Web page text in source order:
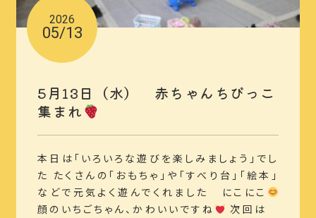
2026
05/13
5月13日（水） 赤ちゃんちびっこ
集まれ
本日は「いろいろな遊びを楽しみましょう」でし
た たくさんの「おもちゃ」や「すべり台」「絵本」
などで元気よく遊んでくれました にこにこ
顔のいちごちゃん、かわいいですね
次回は